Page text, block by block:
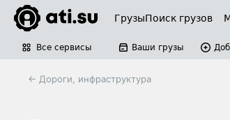
ГрузыПоиск грузов
Все сервисы Ваши грузы
← Дороги, инфраструктура